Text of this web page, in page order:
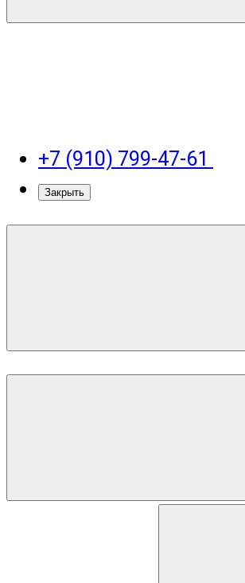
+7 (910) 799-47-61
Закрыть